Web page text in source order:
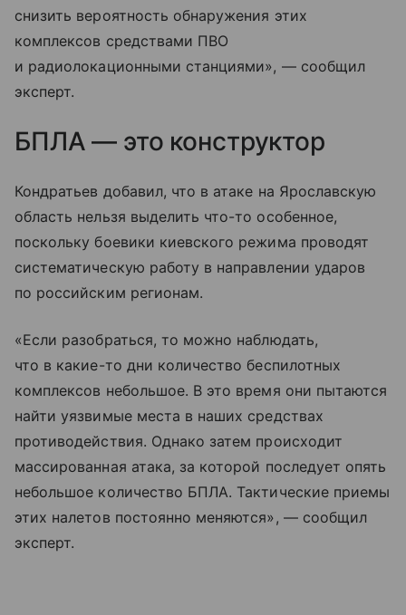
снизить вероятность обнаружения этих
комплексов средствами ПВО
и радиолокационными станциями», — сообщил
эксперт.
БПЛА — это конструктор
Кондратьев добавил, что в атаке на Ярославскую
область нельзя выделить что-то особенное,
поскольку боевики киевского режима проводят
систематическую работу в направлении ударов
по российским регионам.
«Если разобраться, то можно наблюдать,
что в какие-то дни количество беспилотных
комплексов небольшое. В это время они пытаются
найти уязвимые места в наших средствах
противодействия. Однако затем происходит
массированная атака, за которой последует опять
небольшое количество БПЛА. Тактические приемы
этих налетов постоянно меняются», — сообщил
эксперт.